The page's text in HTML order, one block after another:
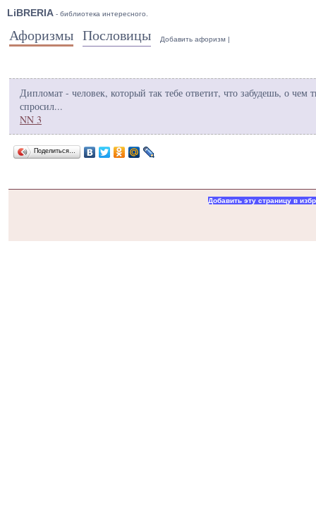
LiBRERIA - библиотека интересного.
Афоризмы Пословицы Добавить афоризм |
Дипломат - человек, который так тебе ответит, что забудешь, о чем
спросил...
NN 3
Поделиться…
Добавить эту страницу в